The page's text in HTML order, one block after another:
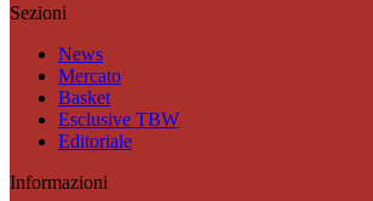
Sezioni
News
Mercato
Basket
Esclusive TBW
Editoriale
Informazioni